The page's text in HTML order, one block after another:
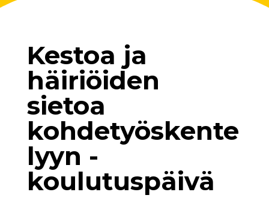
Kestoa ja
häiriöiden
sietoa
kohdetyöskente
lyyn -
koulutuspäivä